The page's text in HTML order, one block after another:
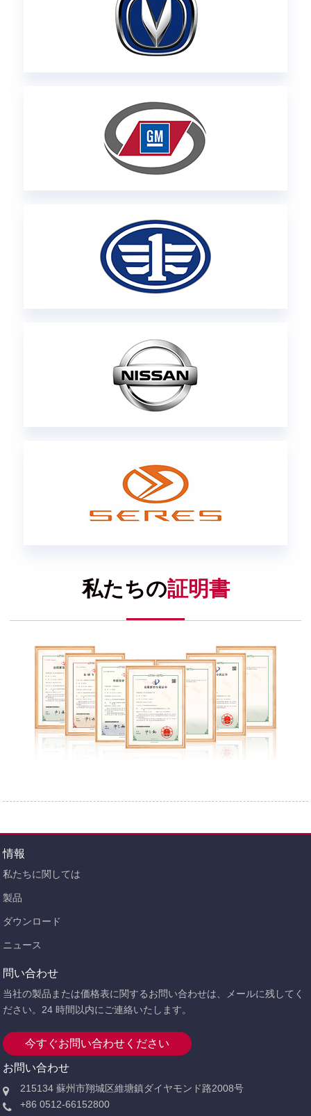
私たちの証明書
情報
私たちに関しては
製品
ダウンロード
ニュース
問い合わせ
当社の製品または価格表に関するお問い合わせは、メールに残してく
ださい。24 時間以内にご連絡いたします。
今すぐお問い合わせください
お問い合わせ
215134 蘇州市翔城区維塘鎮ダイヤモンド路2008号
+86 0512-66152800